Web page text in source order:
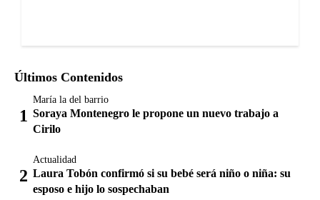
Últimos Contenidos
María la del barrio
Soraya Montenegro le propone un nuevo trabajo a
Cirilo
Actualidad
Laura Tobón confirmó si su bebé será niño o niña: su
esposo e hijo lo sospechaban